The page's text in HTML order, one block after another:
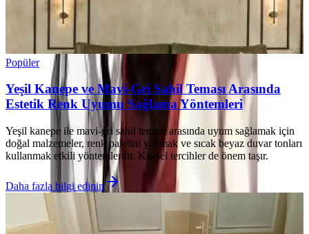
Popüler
Yeşil Kanepe ve Mavi-Gri Sahil Teması Arasında
Estetik Renk Uyumu Sağlama Yöntemleri
Yeşil kanepe ile mavi-gri sahil teması arasında uyum sağlamak için
doğal malzemeler, renk paletini yaymak ve sıcak beyaz duvar tonları
kullanmak etkili yöntemlerdir. Kişisel tercihler de önem taşır.
Daha fazla bilgi edinin